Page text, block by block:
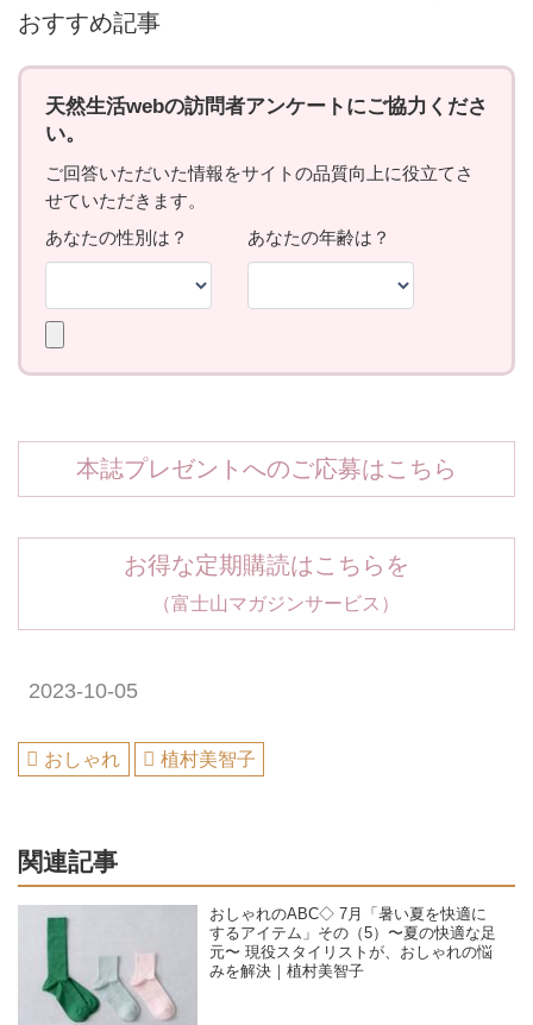
おすすめ記事
本誌プレゼントへのご応募はこちら
お得な定期購読はこちらを
（富士山マガジンサービス）
2023-10-05
おしゃれ 植村美智子
関連記事
おしゃれのABC◇ 7月「暑い夏を快適に
するアイテム」その（5）〜夏の快適な足
元〜 現役スタイリストが、おしゃれの悩
みを解決｜植村美智子